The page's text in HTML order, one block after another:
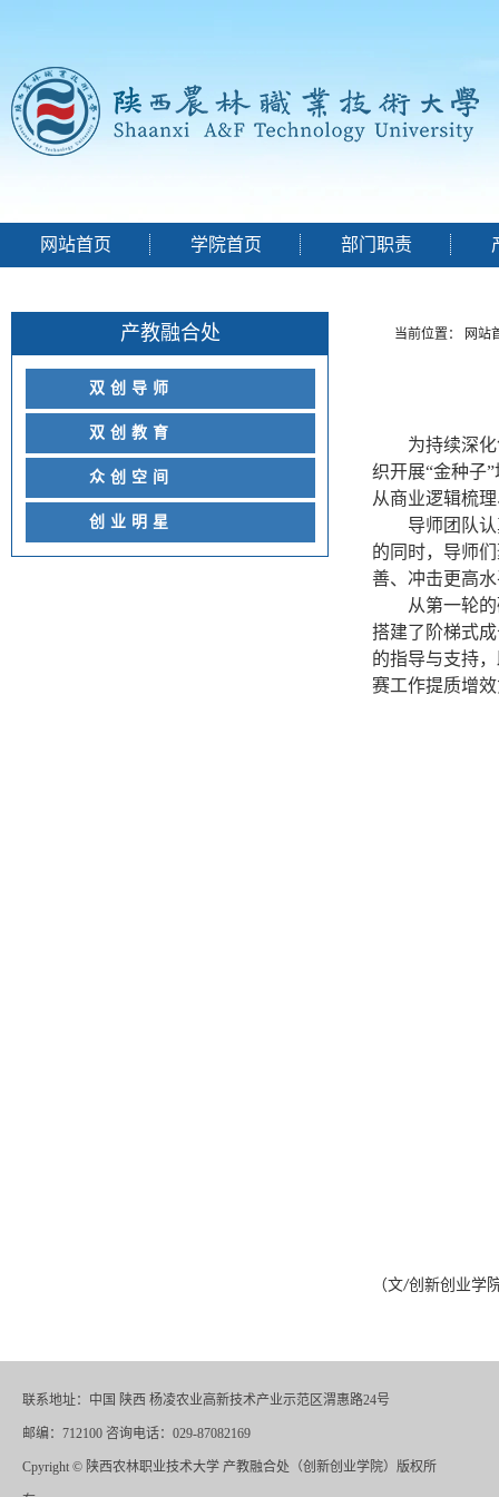
网站首页 学院首页 部门职责
产教融合处
双创导师
双创教育
众创空间
创业明星
当前位置： 网站
为持续深
织开展“金种子
从商业逻辑梳
导师团队
的同时，导师
善、冲击更高
从第一轮
搭建了阶梯式
的指导与支持
赛工作提质增
（文/创新创业学
联系地址：中国 陕西 杨凌农业高新技术产业示范区渭惠路24号
邮编：712100 咨询电话：029-87082169
Cpyright © 陕西农林职业技术大学 产教融合处（创新创业学院）版权所